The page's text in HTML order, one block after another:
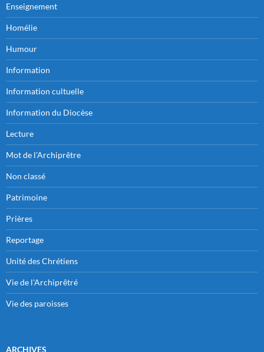
Enseignement
Homélie
Humour
Information
Information cultuelle
Information du Diocèse
Lecture
Mot de l'Archiprêtre
Non classé
Patrimoine
Prières
Reportage
Unité des Chrétiens
Vie de l'Archiprêtré
Vie des paroisses
ARCHIVES